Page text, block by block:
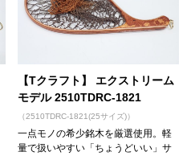
【Tクラフト】 エクストリーム
モデル 2510TDRC-1821
（2510TDRC-1821(25サイズ)）
一点モノの希少銘木を厳選使用。軽
量で扱いやすい「ちょうどいい」サ